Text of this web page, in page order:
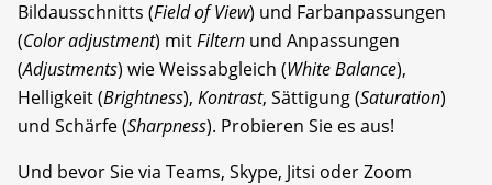
Bildausschnitts (Field of View) und Farbanpassungen
(Color adjustment) mitFiltern und Anpassungen
(Adjustments) wie Weissabgleich (White Balance),
Helligkeit (Brightness), Kontrast, Sättigung (Saturation)
und Schärfe (Sharpness). Probieren Sie es aus!
Und bevor Sie via Teams, Skype, Jitsi oder Zoom